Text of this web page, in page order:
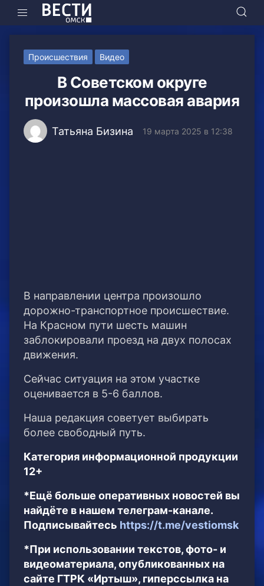
Происшествия Видео
В Советском округе
произошла массовая авария
Татьяна Бизина 19 марта 2025 в 12:38
В направлении центра произошло
дорожно-транспортное происшествие.
На Красном пути шесть машин
заблокировали проезд на двух полосах
движения.
Сейчас ситуация на этом участке
оценивается в 5-6 баллов.
Наша редакция советует выбирать
более свободный путь.
Категория информационной продукции
12+
*Ещё больше оперативных новостей вы
найдёте в нашем телеграм-канале.
Подписывайтесь https://t.me/vestiomsk
*При использовании текстов, фото- и
видеоматериала, опубликованных на
сайте ГТРК «Иртыш», гиперссылка на